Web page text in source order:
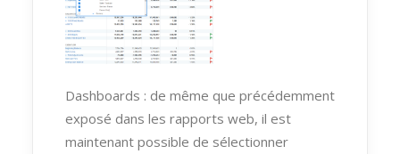
Dashboards : de même que précédemment
exposé dans les rapports web, il est
maintenant possible de sélectionner